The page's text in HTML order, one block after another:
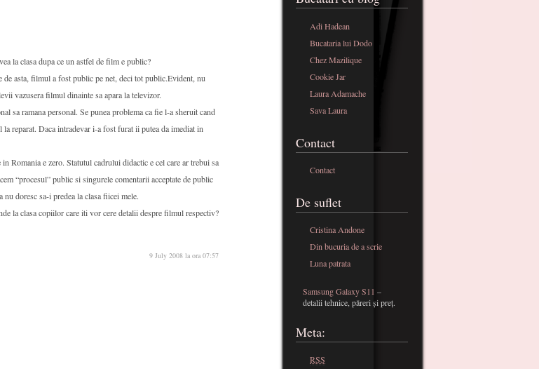
la clasa dupa ce un astfel de film e public?
de asta, filmul a fost public pe net, deci tot public.Evident, nu
vazusera filmul dinainte sa apara la televizor.
sa ramana personal. Se punea problema ca fie l-a sheruit cand
reparat. Daca intradevar i-a fost furat ii putea da imediat in
Romania e zero. Statutul cadrului didactic e cel care ar trebui sa
“procesul” public si singurele comentarii acceptate de public
nu doresc sa-i predea la clasa fiicei mele.
la clasa copiilor care iti vor cere detalii despre filmul respectiv?
9 July 2008 la ora 07:57
Adi Hadean
Bucataria lui Dodo
Chez Mazilique
Cookie Jar
Laura Adamache
Sava Laura
Contact
Contact
De suflet
Cristina Andone
Din bucuria de a scrie
Luna patrata
Samsung Galaxy S11 –
detalii tehnice, păreri și preț.
Meta:
RSS